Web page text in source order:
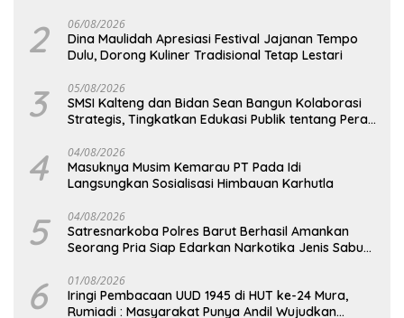
2 06/08/2026
Dina Maulidah Apresiasi Festival Jajanan Tempo
Dulu, Dorong Kuliner Tradisional Tetap Lestari
3 05/08/2026
SMSI Kalteng dan Bidan Sean Bangun Kolaborasi
Strategis, Tingkatkan Edukasi Publik tentang Peran
4 04/08/2026
Masuknya Musim Kemarau PT Pada Idi
Langsungkan Sosialisasi Himbauan Karhutla
5 04/08/2026
Satresnarkoba Polres Barut Berhasil Amankan
Seorang Pria Siap Edarkan Narkotika Jenis Sabu
6 01/08/2026
Iringi Pembacaan UUD 1945 di HUT ke-24 Mura,
Rumiadi : Masyarakat Punya Andil Wujudkan